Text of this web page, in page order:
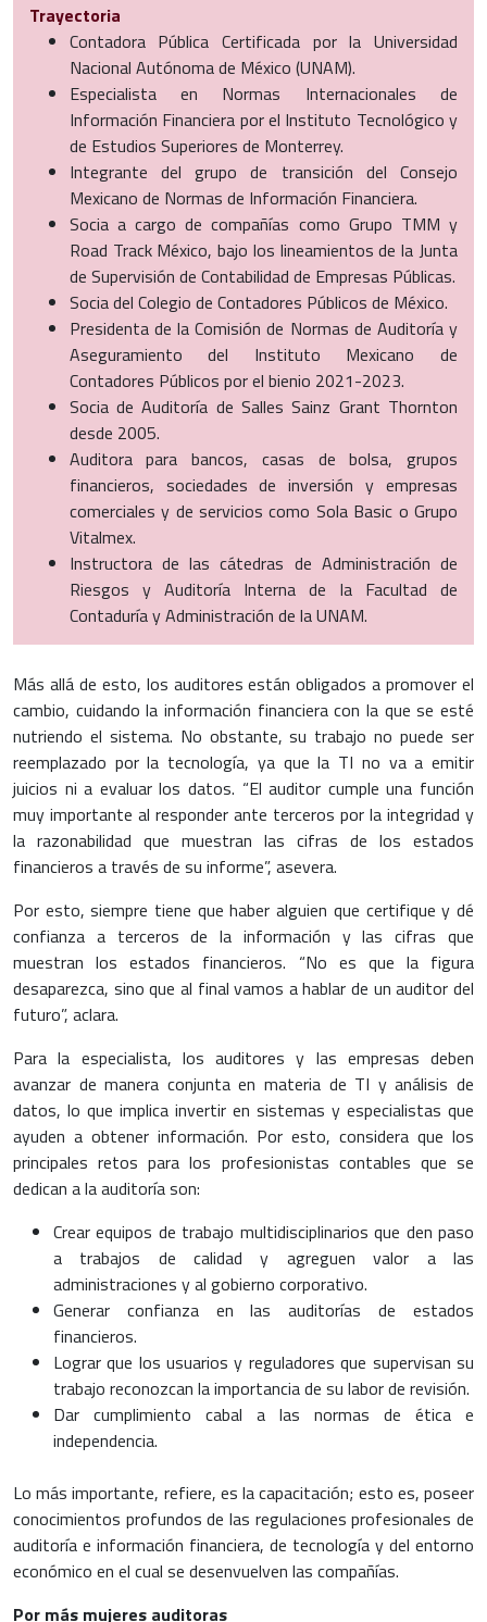
Trayectoria
Contadora Pública Certificada por la Universidad
Nacional Autónoma de México (UNAM).
Especialista en Normas Internacionales de
Información Financiera por el Instituto Tecnológico y
de Estudios Superiores de Monterrey.
Integrante del grupo de transición del Consejo
Mexicano de Normas de Información Financiera.
Socia a cargo de compañías como Grupo TMM y
Road Track México, bajo los lineamientos de la Junta
de Supervisión de Contabilidad de Empresas Públicas.
Socia del Colegio de Contadores Públicos de México.
Presidenta de la Comisión de Normas de Auditoría y
Aseguramiento del Instituto Mexicano de
Contadores Públicos por el bienio 2021-2023.
Socia de Auditoría de Salles Sainz Grant Thornton
desde 2005.
Auditora para bancos, casas de bolsa, grupos
financieros, sociedades de inversión y empresas
comerciales y de servicios como Sola Basic o Grupo
Vitalmex.
Instructora de las cátedras de Administración de
Riesgos y Auditoría Interna de la Facultad de
Contaduría y Administración de la UNAM.
Más allá de esto, los auditores están obligados a promover el
cambio, cuidando la información financiera con la que se esté
nutriendo el sistema. No obstante, su trabajo no puede ser
reemplazado por la tecnología, ya que la TI no va a emitir
juicios ni a evaluar los datos. “El auditor cumple una función
muy importante al responder ante terceros por la integridad y
la razonabilidad que muestran las cifras de los estados
financieros a través de su informe”, asevera.
Por esto, siempre tiene que haber alguien que certifique y dé
confianza a terceros de la información y las cifras que
muestran los estados financieros. “No es que la figura
desaparezca, sino que al final vamos a hablar de un auditor del
futuro”, aclara.
Para la especialista, los auditores y las empresas deben
avanzar de manera conjunta en materia de TI y análisis de
datos, lo que implica invertir en sistemas y especialistas que
ayuden a obtener información. Por esto, considera que los
principales retos para los profesionistas contables que se
dedican a la auditoría son:
Crear equipos de trabajo multidisciplinarios que den paso
a trabajos de calidad y agreguen valor a las
administraciones y al gobierno corporativo.
Generar confianza en las auditorías de estados
financieros.
Lograr que los usuarios y reguladores que supervisan su
trabajo reconozcan la importancia de su labor de revisión.
Dar cumplimiento cabal a las normas de ética e
independencia.
Lo más importante, refiere, es la capacitación; esto es, poseer
conocimientos profundos de las regulaciones profesionales de
auditoría e información financiera, de tecnología y del entorno
económico en el cual se desenvuelven las compañías.
Por más mujeres auditoras